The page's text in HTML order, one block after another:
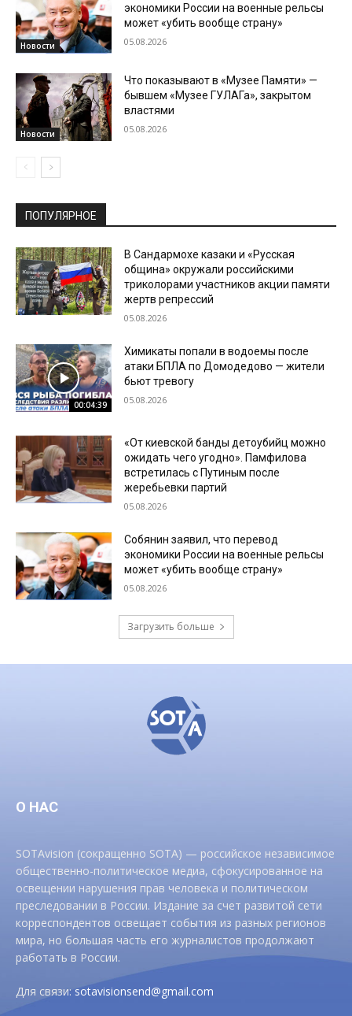
Новости
экономики России на военные рельсы
может «убить вообще страну»
05.08.2026
Новости
Что показывают в «Музее Памяти» —
бывшем «Музее ГУЛАГа», закрытом
властями
05.08.2026
ПОПУЛЯРНОЕ
В Сандармохе казаки и «Русская
община» окружали российскими
триколорами участников акции памяти
жертв репрессий
05.08.2026
00:04:39
Химикаты попали в водоемы после
атаки БПЛА по Домодедово — жители
бьют тревогу
05.08.2026
«От киевской банды детоубийц можно
ожидать чего угодно». Памфилова
встретилась с Путиным после
жеребьевки партий
05.08.2026
Собянин заявил, что перевод
экономики России на военные рельсы
может «убить вообще страну»
05.08.2026
Загрузить больше
О НАС
SOTAvision (сокращенно SOTA) — российское независимое
общественно-политическое медиа, сфокусированное на
освещении нарушения прав человека и политическом
преследовании в России. Издание за счет развитой сети
корреспондентов освещает события из разных регионов
мира, но большая часть его журналистов продолжают
работать в России.
Для связи:sotavisionsend@gmail.com